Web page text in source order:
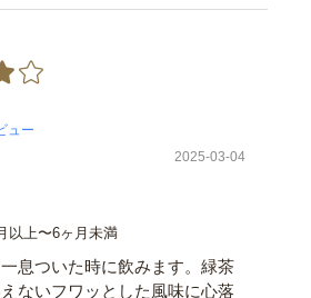
2025-03-04
以上〜6ヶ月未満
息ついた時に飲みます。緑茶
ないフワッとした風味に心落